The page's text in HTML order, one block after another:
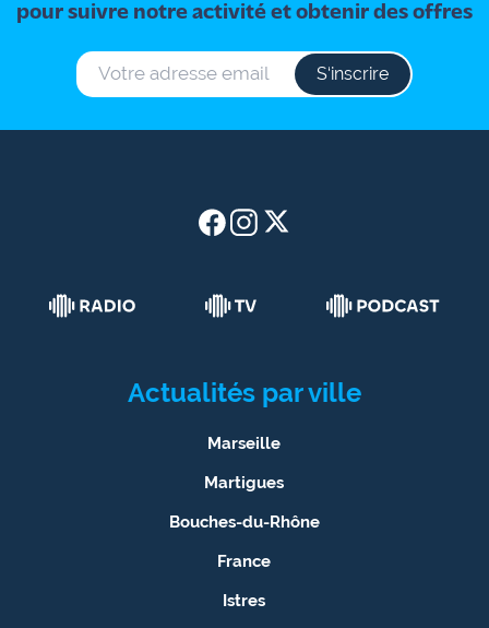
pour suivre notre activité et obtenir des offres
S‘inscrire
Actualités par ville
Marseille
Martigues
Bouches-du-Rhône
France
Istres